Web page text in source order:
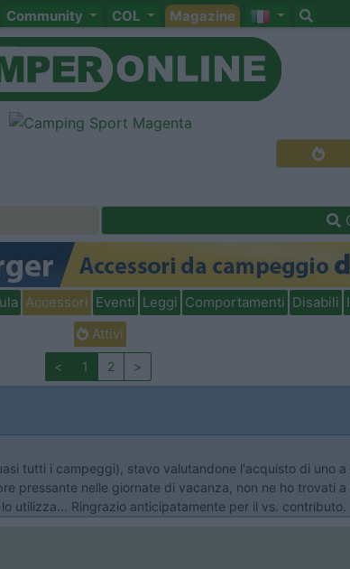
Community COL Magazine
Accessori Eventi Leggi Comportamenti Disabili
Attivi
< 1 2 >
tutti i campeggi), stavo valutandone l'acquisto di uno
pressante nelle giornate di vacanza, non ne ho trovati a
utilizza... Ringrazio anticipatamente per il vs. contributo.